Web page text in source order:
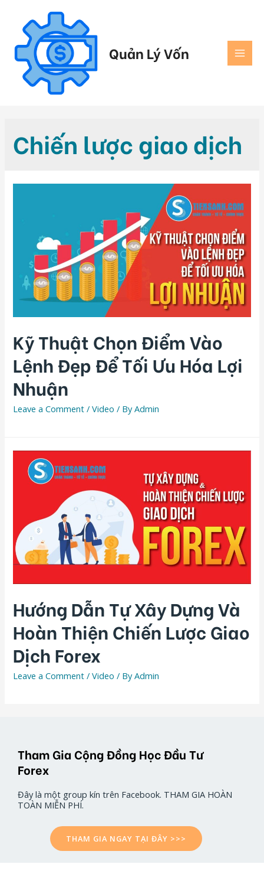
Quản Lý Vốn
Chiến lược giao dịch
Kỹ Thuật Chọn Điểm Vào
Lệnh Đẹp Để Tối Ưu Hóa Lợi
Nhuận
Leave a Comment /Video / ByAdmin
Hướng Dẫn Tự Xây Dựng Và
Hoàn Thiện Chiến Lược Giao
Dịch Forex
Leave a Comment /Video / ByAdmin
Tham Gia Cộng Đồng Học Đầu Tư
Forex
Đây là một group kín trên Facebook. THAM GIA HOÀN
TOÀN MIỄN PHÍ.
THAM GIA NGAY TẠI ĐÂY >>>